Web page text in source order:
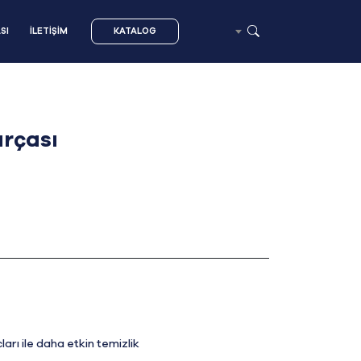
İLETİŞİM KATALOG
ile daha etkin temizlik